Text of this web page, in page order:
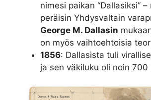
nimesi paikan “Dallasiksi”
peräisin Yhdysvaltain
George M. Dallasin
on myös vaihtoehtoisia
1856: Dallasista tuli
ja sen väkiluku oli noin 700